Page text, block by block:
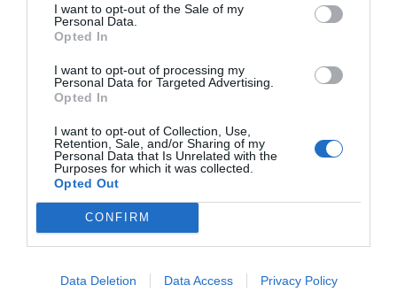
I want to opt-out of the Sale of my
Personal Data.
Opted In
I want to opt-out of processing my
Personal Data for Targeted Advertising.
Opted In
I want to opt-out of Collection, Use,
Retention, Sale, and/or Sharing of my
Personal Data that Is Unrelated with the
Purposes for which it was collected.
Opted Out
CONFIRM
Data Deletion Data Access Privacy Policy
Artículos anteriores
Opinión
Enormes minucias
por Eulogio López